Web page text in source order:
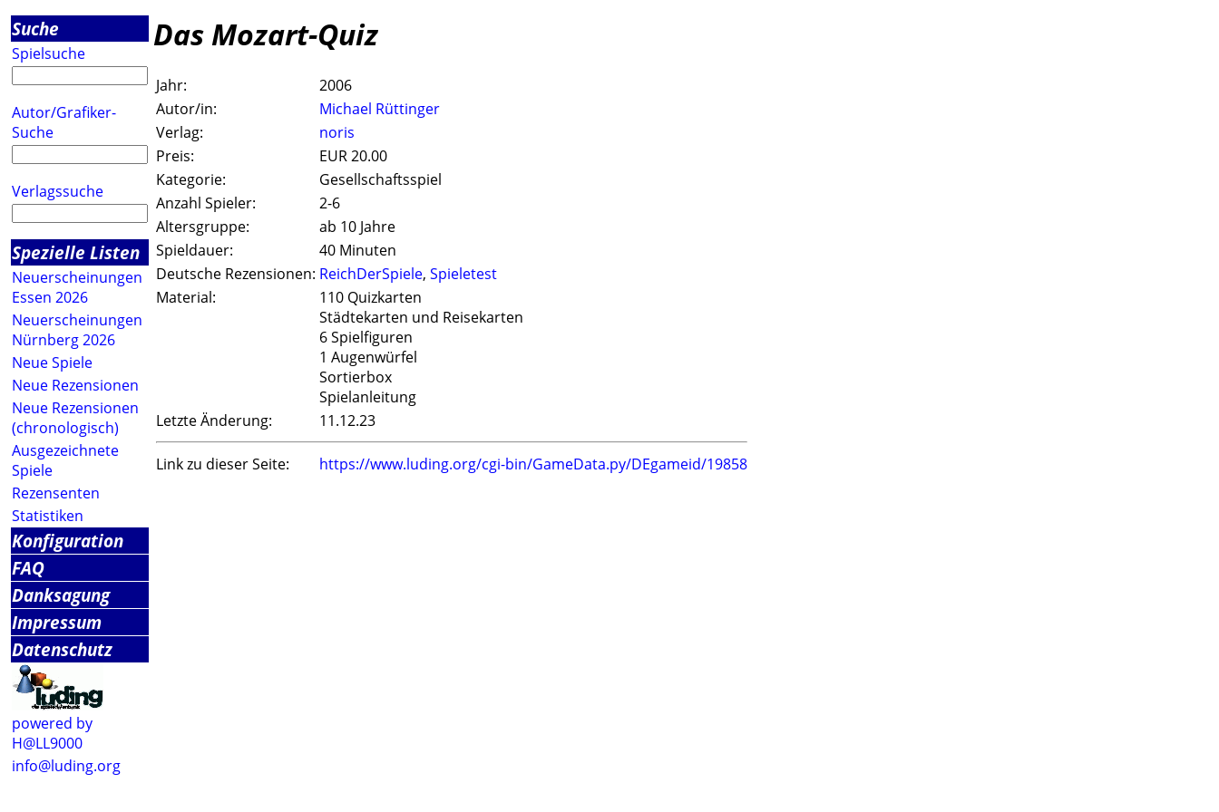
Suche
Spielsuche
Autor/Grafiker-
Suche
Verlagssuche
Spezielle Listen
Neuerscheinungen
Essen 2026
Neuerscheinungen
Nürnberg 2026
Neue Spiele
Neue Rezensionen
Neue Rezensionen
(chronologisch)
Ausgezeichnete
Spiele
Rezensenten
Statistiken
Konfiguration
FAQ
Danksagung
Impressum
Datenschutz
powered by
H@LL9000
info@luding.org
Das Mozart-Quiz
Jahr:
2006
Autor/in:
Michael Rüttinger
Verlag:
noris
Preis:
EUR 20.00
Kategorie:
Gesellschaftsspiel
Anzahl Spieler:
2-6
Altersgruppe:
ab 10 Jahre
Spieldauer:
40 Minuten
Deutsche Rezensionen: ReichDerSpiele, Spieletest
Material:
110 Quizkarten
Städtekarten und Reisekarten
6 Spielfiguren
1 Augenwürfel
Sortierbox
Spielanleitung
Letzte Änderung:
11.12.23
Link zu dieser Seite: https://www.luding.org/cgi-bin/GameData.py/DEgameid/19858